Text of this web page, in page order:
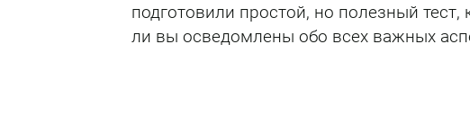
подготовили простой, но полезный
ли вы осведомлены обо всех важных